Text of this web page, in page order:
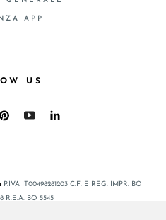
APP
US
P.IVA IT00498281203 C.F. E REG. IMPR. BO
R.E.A. BO 5545